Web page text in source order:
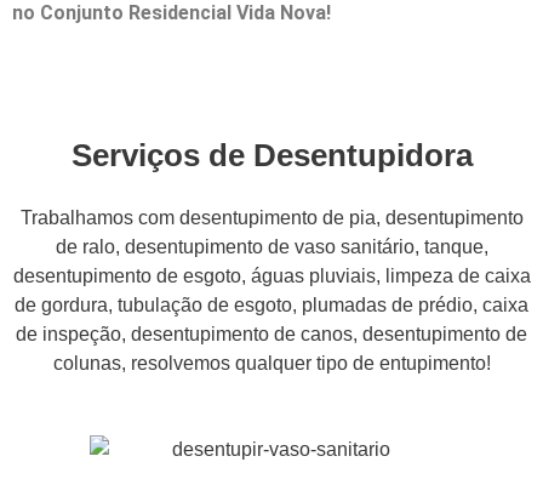
no Conjunto Residencial Vida Nova!
Serviços de Desentupidora
Trabalhamos com desentupimento de pia, desentupimento
de ralo, desentupimento de vaso sanitário, tanque,
desentupimento de esgoto, águas pluviais, limpeza de caixa
de gordura, tubulação de esgoto, plumadas de prédio, caixa
de inspeção, desentupimento de canos, desentupimento de
colunas, resolvemos qualquer tipo de entupimento!